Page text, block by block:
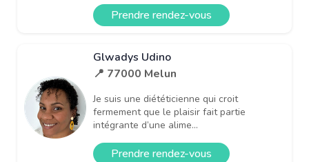
Prendre rendez-vous
Glwadys Udino
📍 77000 Melun
Je suis une diététicienne qui croit
fermement que le plaisir fait partie
intégrante d’une alime...
Prendre rendez-vous